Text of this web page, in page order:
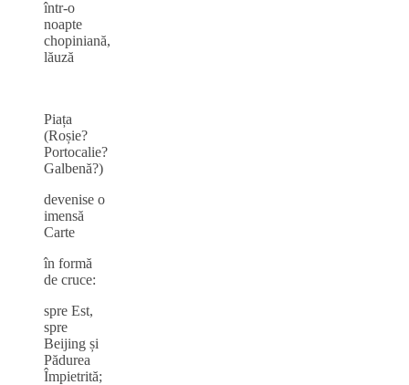
într‑o
noapte
chopiniană,
lăuză
Piața
(Roșie?
Portocalie?
Galbenă?)
devenise o
imensă
Carte
în formă
de cruce:
spre Est,
spre
Beijing și
Pădurea
Împietrită;